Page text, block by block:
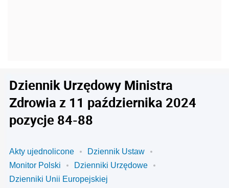
Dziennik Urzędowy Ministra
Zdrowia z 11 października 2024
pozycje 84-88
Akty ujednolicone
Dziennik Ustaw
Monitor Polski
Dzienniki Urzędowe
Dzienniki Unii Europejskiej